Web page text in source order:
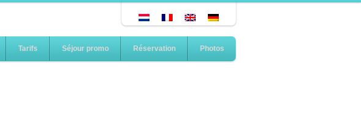
Tarifs Séjour promo Réservation Photos